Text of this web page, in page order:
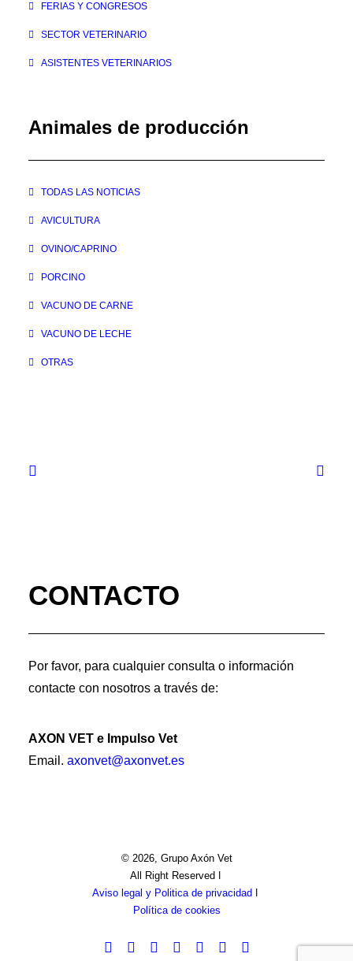
FERIAS Y CONGRESOS
SECTOR VETERINARIO
ASISTENTES VETERINARIOS
Animales de producción
TODAS LAS NOTICIAS
AVICULTURA
OVINO/CAPRINO
PORCINO
VACUNO DE CARNE
VACUNO DE LECHE
OTRAS
CONTACTO
Por favor, para cualquier consulta o información
contacte con nosotros a través de:
AXON VET e Impulso Vet
Email. axonvet@axonvet.es
© 2026, Grupo Axón Vet
All Right Reserved ǀ
Aviso legal y Politica de privacidad
Política de cookies